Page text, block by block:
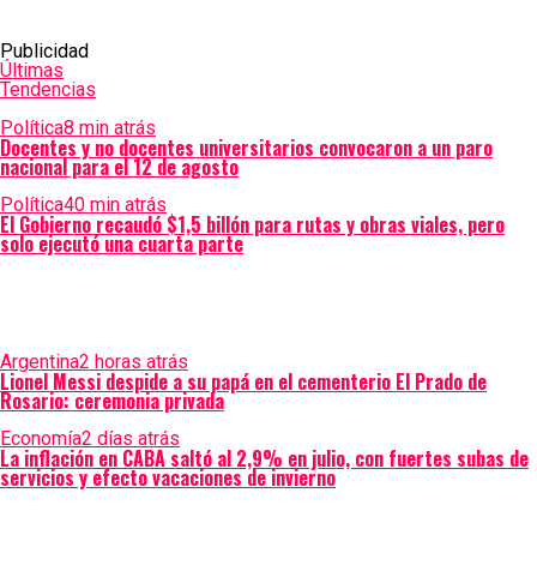
Publicidad
Últimas
Tendencias
Política8 min atrás
Docentes y no docentes universitarios convocaron a un paro
nacional para el 12 de agosto
Política40 min atrás
El Gobierno recaudó $1,5 billón para rutas y obras viales, pero
solo ejecutó una cuarta parte
Argentina2 horas atrás
Lionel Messi despide a su papá en el cementerio El Prado de
Rosario: ceremonia privada
Economía2 días atrás
La inflación en CABA saltó al 2,9% en julio, con fuertes subas de
servicios y efecto vacaciones de invierno